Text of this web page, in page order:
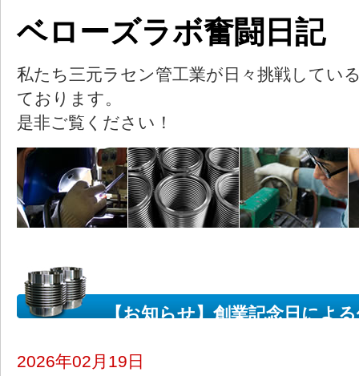
ベローズラボ奮闘日記
私たち三元ラセン管工業が日々挑戦してい
ております。
是非ご覧ください！
【お知らせ】創業記念日によ
2026年02月19日